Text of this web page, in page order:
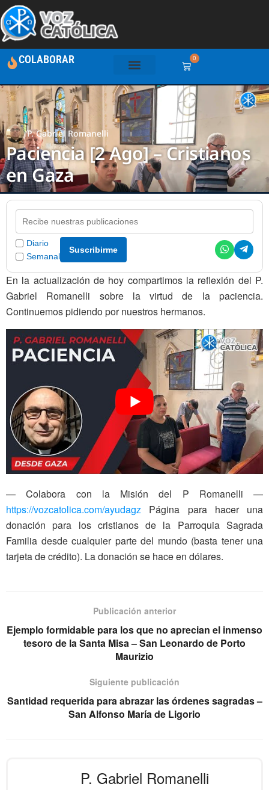
COLABORAR 0
P. Gabriel Romanelli
Paciencia [2 Ago] – Cristianos
en Gaza
Diario
Semanal
Suscribirme
En la actualización de hoy compartimos la reflexión del P.
Gabriel Romanelli sobre la virtud de la paciencia.
Continuemos pidiendo por nuestros hermanos.
— Colabora con la Misión del P Romanelli —
https://vozcatolica.com/ayudagz Página para hacer una
donación para los cristianos de la Parroquia Sagrada
Familia desde cualquier parte del mundo (basta tener una
tarjeta de crédito). La donación se hace en dólares.
Publicación anterior
Ejemplo formidable para los que no aprecian el inmenso
tesoro de la Santa Misa – San Leonardo de Porto
Maurizio
Siguiente publicación
Santidad requerida para abrazar las órdenes sagradas –
San Alfonso María de Ligorio
P. Gabriel Romanelli